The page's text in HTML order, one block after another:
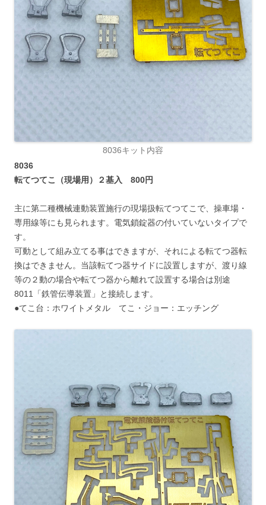
8036キット内容
8036
転てつてこ（現場用）２基入 800円
主に第二種機械連動装置施行の現場扱転てつてこで、操車場・
専用線等にも見られます。電気鎖錠器の付いていないタイプで
す。
可動として組み立てる事はできますが、それによる転てつ器転
換はできません。当該転てつ器サイドに設置しますが、渡り線
等の２動の場合や転てつ器から離れて設置する場合は別途
8011「鉄管伝導装置」と接続します。
●てこ台：ホワイトメタル てこ・ジョー：エッチング